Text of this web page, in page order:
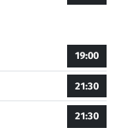
19:00
21:30
21:30